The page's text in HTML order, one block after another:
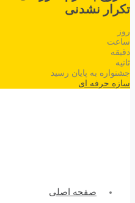
تکرار نشدنی
روز
ساعت
دقیقه
ثانیه
جشنواره به پایان رسید
سازه حرفه ای
صفحه اصلی